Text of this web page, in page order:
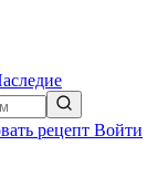
рецепт Войти